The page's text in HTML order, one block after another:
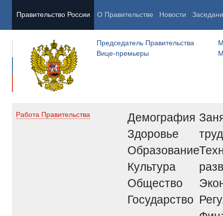
Правительство России О Правительстве Новости
Председатель Правительства
Вице-премьеры
Работа Правительства
Демография
Здоровье
Образование
Культура
Общество
Государство
труд